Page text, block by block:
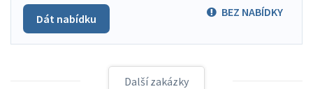
BEZ NABÍDKY
Dát nabídku
Další zakázky